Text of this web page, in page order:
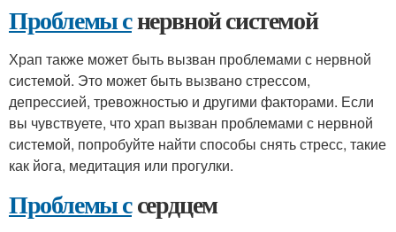
Проблемы снервной системой
Храп также может быть вызван проблемами с нервной
системой. Это может быть вызвано стрессом,
депрессией, тревожностью и другими факторами. Если
вы чувствуете, что храп вызван проблемами с нервной
системой, попробуйте найти способы снять стресс, такие
как йога, медитация или прогулки.
Проблемы ссердцем